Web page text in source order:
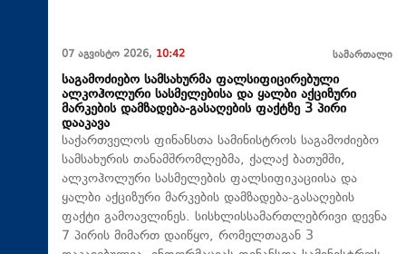
07 აგვისტო 2026, 10:42 სამართალი
საგამოძიებო სამსახურმა ფალსიფიცირებული
ალკოჰოლური სასმელებისა და ყალბი აქციზური
მარკების დამზადება-გასაღების ფაქტზე 3 პირი
დააკავა
საქართველოს ფინანსთა სამინისტროს საგამოძიებო
სამსახურის თანამშრომლებმა, ქალაქ ბათუმში,
ალკოჰოლური სასმელების ფალსიფიკაციისა და
ყალბი აქციზური მარკების დამზადება-გასაღების
ფაქტი გამოავლინეს. სისხლისსამართლებრივი დევნა
7 პირის მიმართ დაიწყო, რომელთაგან 3